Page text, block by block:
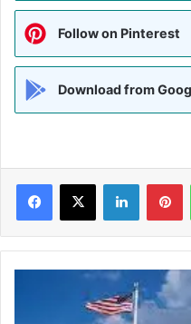
Follow on Pinterest
Download from
Facebook
X LinkedIn